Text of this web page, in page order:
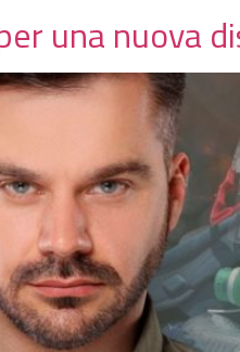
una nuova